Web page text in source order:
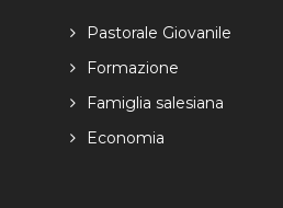
Pastorale Giovanile
Formazione
Famiglia salesiana
Economia